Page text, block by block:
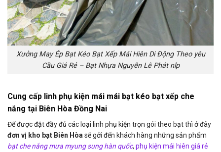
Xưởng May Ép Bạt Kéo Bạt Xếp Mái Hiên Di Động Theo yêu
Cầu Giá Rẻ – Bạt Nhựa Nguyễn Lê Phát nlp
Cung cấp linh phụ kiện mái mái bạt kéo bạt xếp che
nắng tại Biên Hòa Đồng Nai
Để được đặt đầy đủ các loại linh phụ kiện trọn gói theo bạt thì ở đây
đơn vị kho bạt Biên Hòa sẽ gởi đến khách hàng những sản phẩm
bạt che nắng mưa myung sung hàn quốc, phụ kiện mái hiên giá rẻ